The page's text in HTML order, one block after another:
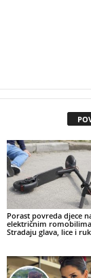
Porast povreda djece
električnim
Stradaju glava, lice i